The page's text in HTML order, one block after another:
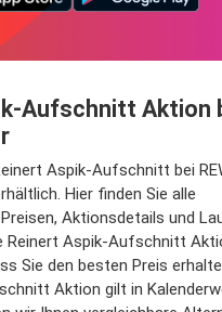
Aufschnitt Aktion
Aspik­-Aufschnitt bei
Hier finden Sie alle
Aktionsdetails und
Reinert Aspik­-Aufschnitt
Sie den besten Preis
Aktion gilt in